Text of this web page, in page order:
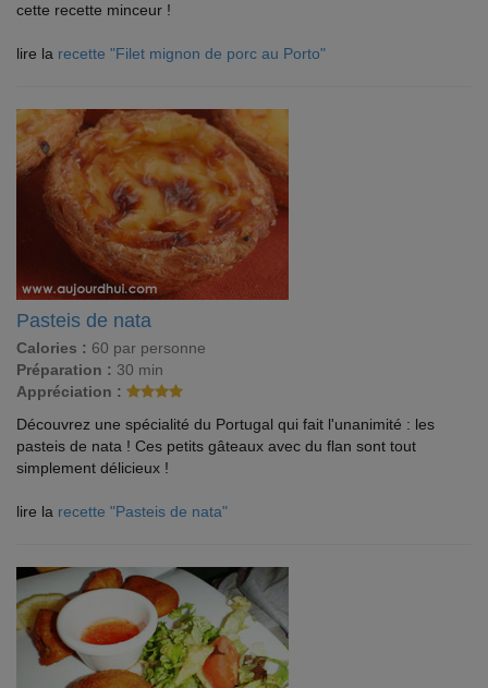
cette recette minceur !
lire la recette "Filet mignon de porc au Porto"
Pasteis de nata
Calories : 60 par personne
Préparation : 30 min
Appréciation :
Découvrez une spécialité du Portugal qui fait l'unanimité : les
pasteis de nata ! Ces petits gâteaux avec du flan sont tout
simplement délicieux !
lire la recette "Pasteis de nata"